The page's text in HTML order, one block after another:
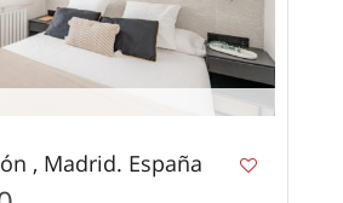
, Madrid. España